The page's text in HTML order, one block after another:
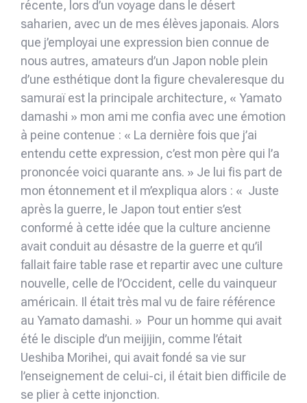
récente, lors d’un voyage dans le désert
saharien, avec un de mes élèves japonais. Alors
que j’employai une expression bien connue de
nous autres, amateurs d’un Japon noble plein
d’une esthétique dont la figure chevaleresque du
samuraï est la principale architecture, « Yamato
damashi » mon ami me confia avec une émotion
à peine contenue : « La dernière fois que j’ai
entendu cette expression, c’est mon père qui l’a
prononcée voici quarante ans. » Je lui fis part de
mon étonnement et il m’expliqua alors : « Juste
après la guerre, le Japon tout entier s’est
conformé à cette idée que la culture ancienne
avait conduit au désastre de la guerre et qu’il
fallait faire table rase et repartir avec une culture
nouvelle, celle de l’Occident, celle du vainqueur
américain. Il était très mal vu de faire référence
au Yamato damashi. » Pour un homme qui avait
été le disciple d’un meijijin, comme l’était
Ueshiba Morihei, qui avait fondé sa vie sur
l’enseignement de celui-ci, il était bien difficile de
se plier à cette injonction.